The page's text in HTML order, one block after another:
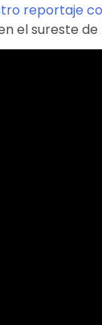
reportaje
el sureste de